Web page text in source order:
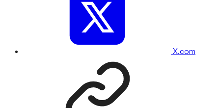
X.com